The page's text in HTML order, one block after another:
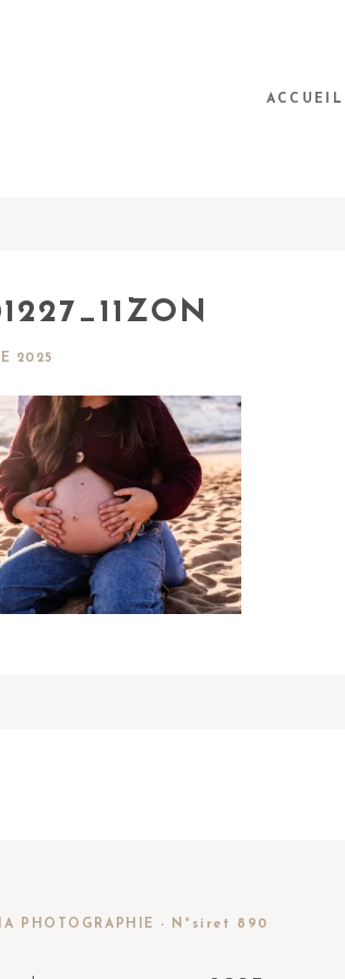
ACCUEIL
2025
PHOTOGRAPHIE - N°siret 890